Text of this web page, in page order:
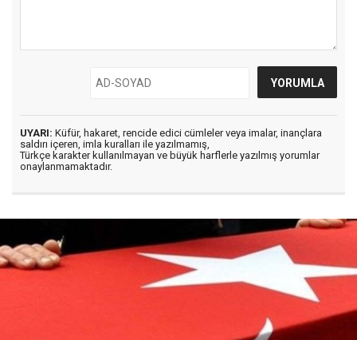
UYARI: Küfür, hakaret, rencide edici cümleler veya imalar, inançlara
saldırı içeren, imla kuralları ile yazılmamış,
Türkçe karakter kullanılmayan ve büyük harflerle yazılmış yorumlar
onaylanmamaktadır.